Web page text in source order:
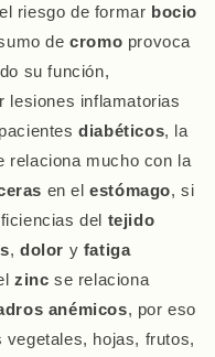
riesgo de formar bocio
decromo provoca
su función,
lesiones inflamatorias
diabéticos, la
relaciona mucho con la
en elestómago, si
del tejido
,dolor y fatiga
zinc se relaciona
anémicos, por eso
hojas, frutos,